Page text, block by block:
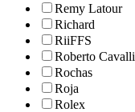
Remy Latour
Richard
RiiFFS
Roberto Cavalli
Rochas
Roja
Rolex